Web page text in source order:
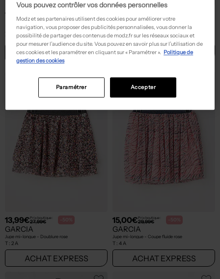
13,00€ 25,99€
Jupe mi-longue - Coupe fluide rose
7 A, 8 A, 9 A
ACHAT EXPRESS
13,25€ 26,50€
3 POMMES
Jupe mi-longue - Imprimé fleurs rose
T :3 M
ACHAT EXPRESS
13,99€Prix boutique :
27,99€ -50%
GARCIA
Jupe mi-longue - Doublure rose
T : 2 A
ACHAT EXPRESS
15,00€Prix boutique :
29,99€ -50%
GARCIA
Jupe mi-longue - Coupe fluide rose
T : 4 A
ACHAT EXPRESS
Vous pouvez contrôler vos données personnelles
Modz et ses partenaires utilisent des cookies pour améliorer votre
navigation, vous proposer des publicités personnalisées, vous donner la
possibilité de partager des contenus de modz.fr sur les réseaux sociaux et
pour mesurer l’audience du site. Vous pouvez en savoir plus sur l’utilisation de
ces cookies et les paramétrer en cliquant sur « Paramétrer ». Politique de
gestion des cookies
Accepter
Paramétrer